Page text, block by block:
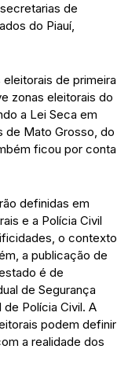
de
do Piauí,
de primeira
zonas eleitorais do
a Lei Seca em
de Mato Grosso, do
ficou por conta
definidas em
e a Polícia Civil
o contexto
a publicação de
é de
de Segurança
Polícia Civil. A
podem definir
a realidade dos